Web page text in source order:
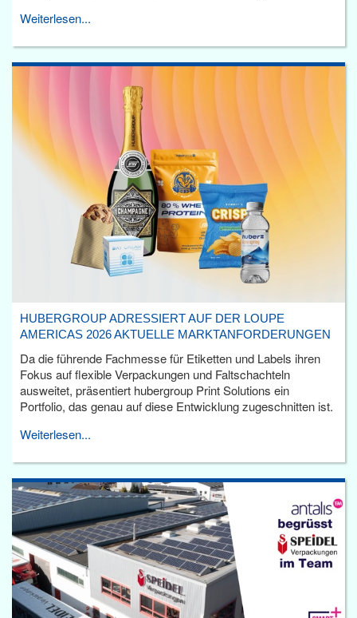
Weiterlesen...
HUBERGROUP ADRESSIERT AUF DER LOUPE
AMERICAS 2026 AKTUELLE MARKTANFORDERUNGEN
Da die führende Fachmesse für Etiketten und Labels ihren
Fokus auf flexible Verpackungen und Faltschachteln
ausweitet, präsentiert hubergroup Print Solutions ein
Portfolio, das genau auf diese Entwicklung zugeschnitten ist.
Weiterlesen...